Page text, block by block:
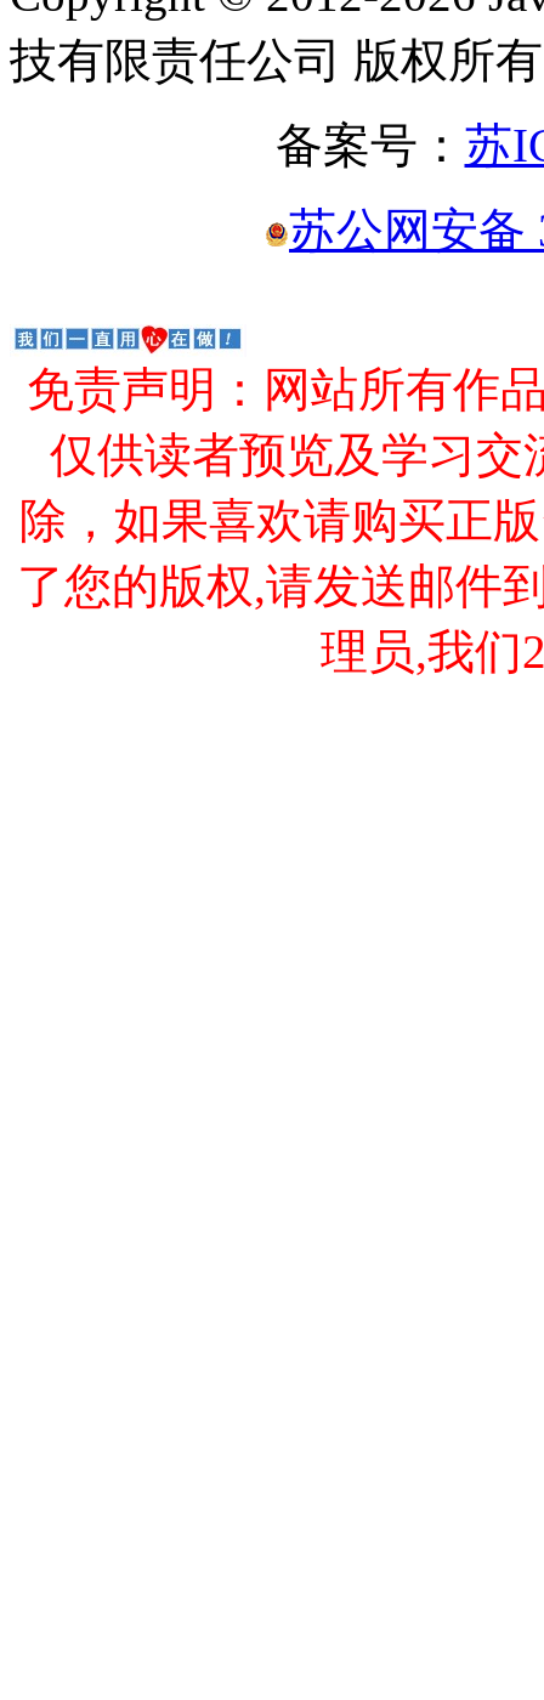
技有限责任公司 版权所有
备案号： 苏
苏公网安备
免责声明：网站所有作
仅供读者预览及学习交
除，如果喜欢请购买正
了您的版权,请发送邮件
理员,我们